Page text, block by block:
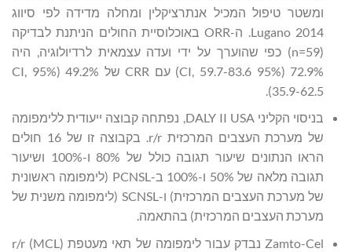
ומשטר טיפול המכיל אנתרציקלין ומחלה מדידה לפי סיווג
Lugano 2014. ה-ORR באוכלוסיית החולים הניתנת לבדיקה
(n=59) כפי שהוערך על ידי ועדה עצמאית לרדיולוגיה, היה
72.9% (95% CI, 59.7-83.6) עם CRR של 49.2% (95% CI,
35.9-62.5).
בניסוי הקליני DALY II USA, נפתחה קבוצה ייעודית ללימפומה
של מערכת העצבים המרכזית r/r. בקבוצה זו של 16 חולים
הראו הנתונים שיעור תגובה כולל של 80% ו-100% ושיעור
תגובה מלאה של 50% ו-100% ב-PCNSL (לימפומה ראשונית
של מערכת העצבים המרכזית) ו-SCNSL (לימפומה משנית של
מערכת העצבים המרכזית) בהתאמה.
Zamto-Cel נבדק עבור לימפומה של תאי מעטפת (MCL) r/r